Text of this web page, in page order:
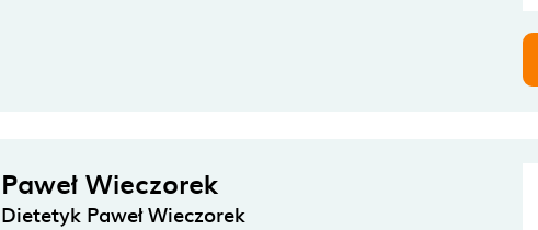
Paweł Wieczorek
Dietetyk Paweł Wieczorek